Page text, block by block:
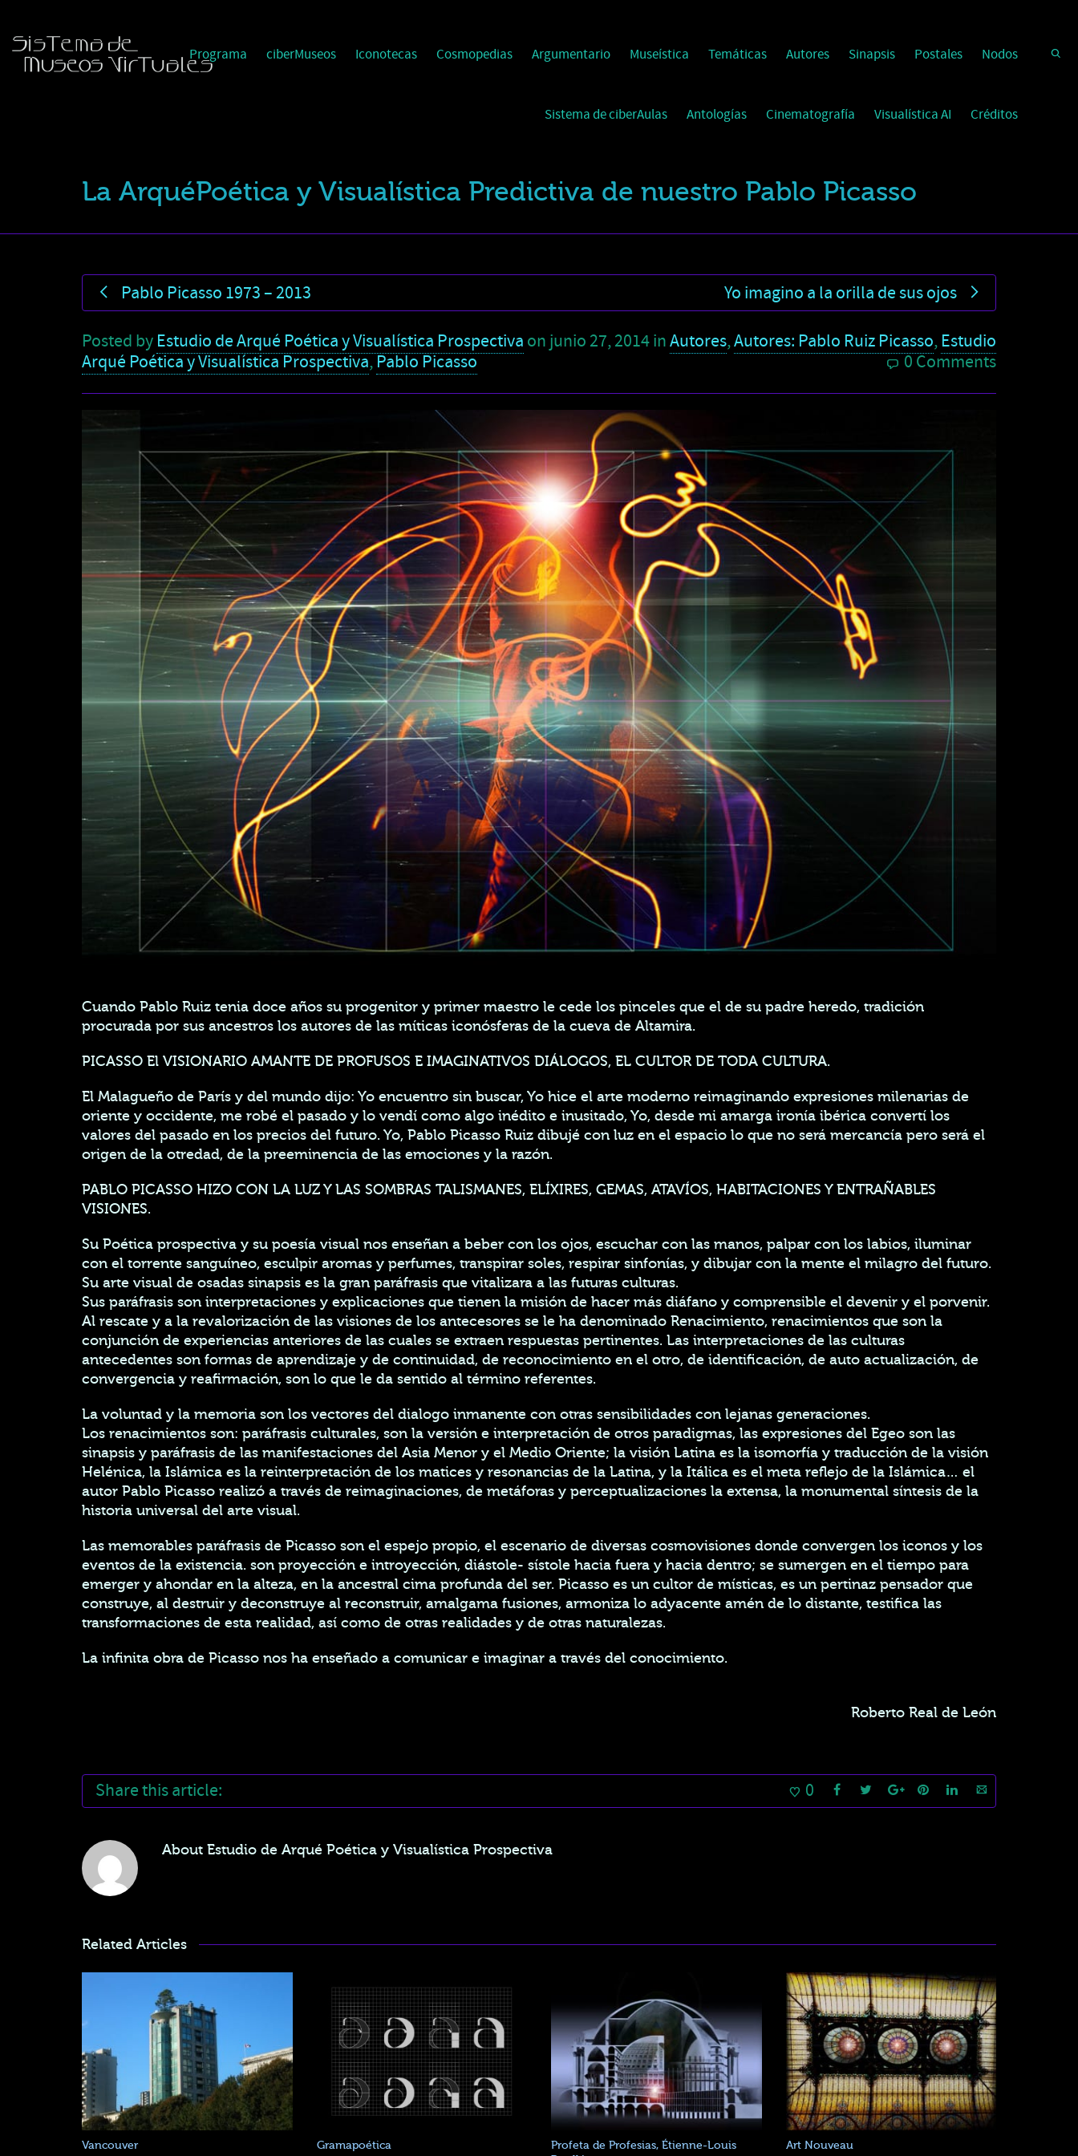
Programa ciberMuseos Iconotecas Cosmopedias Argumentario Museística Temáticas Autores Sinapsis Postales Nodos
Sistema de ciberAulas Antologías Cinematografía Visualística AI Créditos
La ArquéPoética y Visualística Predictiva de nuestro Pablo Picasso
Pablo Picasso 1973 – 2013 Yo imagino a la orilla de sus ojos
Posted by Estudio de Arqué Poética y Visualística Prospectiva on junio 27, 2014inAutores,Autores: Pablo Ruiz Picasso, Estudio
Arqué Poética y Visualística Prospectiva, Pablo Picasso 0 Comments
Cuando Pablo Ruiz tenia doce años su progenitor y primer maestro le cede los pinceles que el de su padre heredo, tradición
procurada por sus ancestros los autores de las míticas iconósferas de la cueva de Altamira.
PICASSO El VISIONARIO AMANTE DE PROFUSOS E IMAGINATIVOS DIÁLOGOS, EL CULTOR DE TODA CULTURA.
El Malagueño de París y del mundo dijo: Yo encuentro sin buscar, Yo hice el arte moderno reimaginando expresiones milenarias de
oriente y occidente, me robé el pasado y lo vendí como algo inédito e inusitado, Yo, desde mi amarga ironía ibérica convertí los
valores del pasado en los precios del futuro. Yo, Pablo Picasso Ruiz dibujé con luz en el espacio lo que no será mercancía pero será el
origen de la otredad, de la preeminencia de las emociones y la razón.
PABLO PICASSO HIZO CON LA LUZ Y LAS SOMBRAS TALISMANES, ELÍXIRES, GEMAS, ATAVÍOS, HABITACIONES Y ENTRAÑABLES
VISIONES.
Su Poética prospectiva y su poesía visual nos enseñan a beber con los ojos, escuchar con las manos, palpar con los labios, iluminar
con el torrente sanguíneo, esculpir aromas y perfumes, transpirar soles, respirar sinfonías, y dibujar con la mente el milagro del futuro.
Su arte visual de osadas sinapsis es la gran paráfrasis que vitalizara a las futuras culturas.
Sus paráfrasis son interpretaciones y explicaciones que tienen la misión de hacer más diáfano y comprensible el devenir y el porvenir.
Al rescate y a la revalorización de las visiones de los antecesores se le ha denominado Renacimiento, renacimientos que son la
conjunción de experiencias anteriores de las cuales se extraen respuestas pertinentes. Las interpretaciones de las culturas
antecedentes son formas de aprendizaje y de continuidad, de reconocimiento en el otro, de identificación, de auto actualización, de
convergencia y reafirmación, son lo que le da sentido al término referentes.
La voluntad y la memoria son los vectores del dialogo inmanente con otras sensibilidades con lejanas generaciones.
Los renacimientos son: paráfrasis culturales, son la versión e interpretación de otros paradigmas, las expresiones del Egeo son las
sinapsis y paráfrasis de las manifestaciones del Asia Menor y el Medio Oriente; la visión Latina es la isomorfía y traducción de la visión
Helénica, la Islámica es la reinterpretación de los matices y resonancias de la Latina, y la Itálica es el meta reflejo de la Islámica… el
autor Pablo Picasso realizó a través de reimaginaciones, de metáforas y perceptualizaciones la extensa, la monumental síntesis de la
historia universal del arte visual.
Las memorables paráfrasis de Picasso son el espejo propio, el escenario de diversas cosmovisiones donde convergen los iconos y los
eventos de la existencia. son proyección e introyección, diástole- sístole hacia fuera y hacia dentro; se sumergen en el tiempo para
emerger y ahondar en la alteza, en la ancestral cima profunda del ser. Picasso es un cultor de místicas, es un pertinaz pensador que
construye, al destruir y deconstruye al reconstruir, amalgama fusiones, armoniza lo adyacente amén de lo distante, testifica las
transformaciones de esta realidad, así como de otras realidades y de otras naturalezas.
La infinita obra de Picasso nos ha enseñado a comunicar e imaginar a través del conocimiento.
Roberto Real de León
Share this article: 0
About Estudio de Arqué Poética y Visualística Prospectiva
Related Articles
Vancouver Gramapoética
Profeta de Profesias, Étienne-Louis
Art Nouveau